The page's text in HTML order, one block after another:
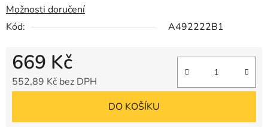
Možnosti doručení
Kód:
A492222B1
669 Kč
552,89 Kč bez DPH
DO KOŠÍKU